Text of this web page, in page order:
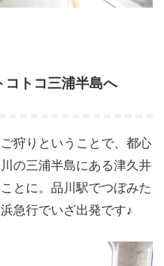
コトコ三浦半島へ
狩りということで、都心
の三浦半島にある津久井
とに。品川駅でつぼみた
急行でいざ出発です♪